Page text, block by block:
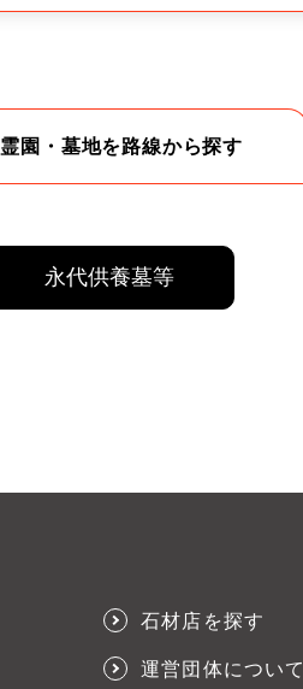
霊園・墓地を路線から探す
永代供養墓等
石材店を探す
運営団体について